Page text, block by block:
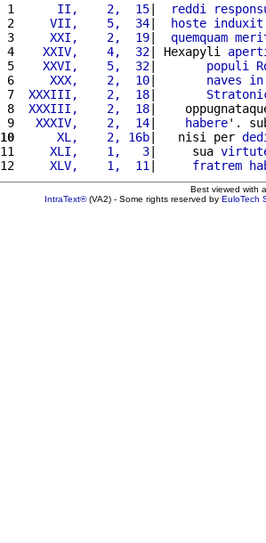
1
     II,    2,  15
| reddi
2
    VII,    5,  34
| hoste induxit
3
    XXI,    2,  19
| quemquam
4
   XXIV,    4,  32
| Hexapyli
5
   XXVI,    5,  32
| populi
6
    XXX,    2,  10
| naves in
7
XXXIII,    2,  18|
8
XXXIII,    2,  18|
9
  XXXIV,    2,  14
| habere'.
10
     XL,    2, 16b
|   nisi per
11
    XLI,    1,   3
|     sua
12
    XLV,    1,  11
| fratrem
Best viewed with
IntraText®(VA2) - Some rights reserved by EuloTech